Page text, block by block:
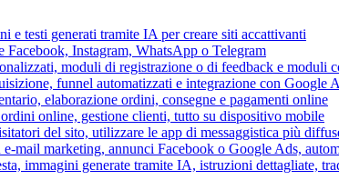
e testi generati tramite IA per creare siti accattivanti
Facebook, Instagram, WhatsApp o Telegram
moduli di registrazione o di feedback e moduli
funnel automatizzati e integrazione con Google
elaborazione ordini, consegne e pagamenti online
online, gestione clienti, tutto su dispositivo mobile
del sito, utilizzare le app di messaggistica più
e-mail marketing, annunci Facebook o Google Ads,
immagini generate tramite IA, istruzioni dettagliate,